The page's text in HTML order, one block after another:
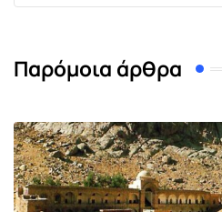
Παρόμοια άρθρα